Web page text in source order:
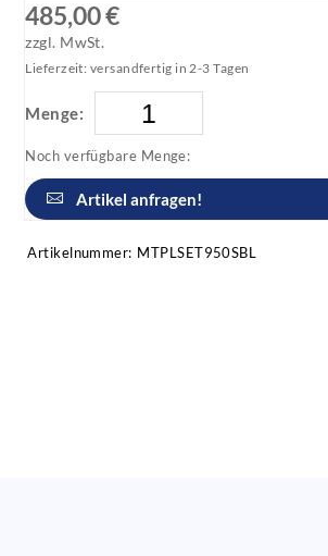
485,00 €
zzgl. MwSt.
Lieferzeit: versandfertig in 2-3 Tagen
Menge:
Noch verfügbare Menge:
Artikel anfragen!
Artikelnummer: MTPLSET950SBL